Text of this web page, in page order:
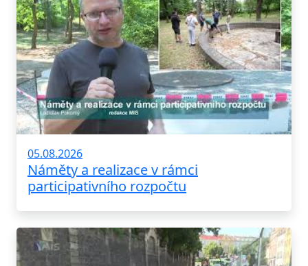
05.08.2026
Náměty a realizace v rámci
participativního rozpočtu